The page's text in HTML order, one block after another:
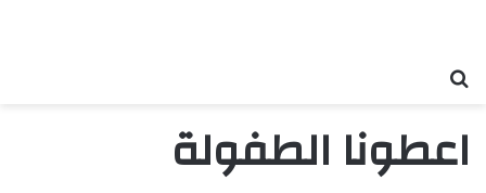
اعطونا الطفولة